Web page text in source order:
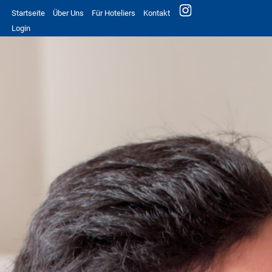
Startseite Über Uns Für Hoteliers
Kontakt
Login